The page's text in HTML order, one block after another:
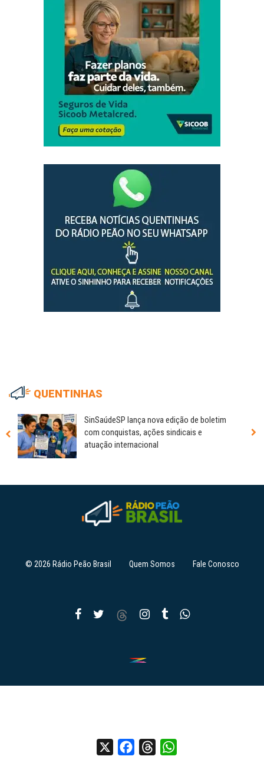
QUENTINHAS
SinSaúdeSP lança nova edição de boletim
com conquistas, ações sindicais e
atuação internacional
© 2026 Rádio Peão Brasil Quem Somos Fale Conosco
X FacebookThreadsWhatsApp